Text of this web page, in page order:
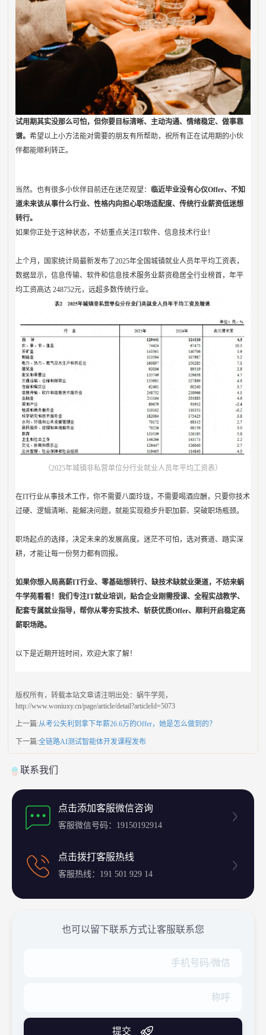
试用期其实没那么可怕，但你要目标清晰、主动沟通、情绪稳定、做事靠
谱。希望以上小方法能对需要的朋友有所帮助，祝所有正在试用期的小伙
伴都能顺利转正。
当然。也有很多小伙伴目前还在迷茫观望： 临近毕业没有心仪Offer、不知
道未来该从事什么行业、性格内向担心职场适配度、传统行业薪资低迷想
转行。
如果你正处于这种状态，不妨重点关注IT软件、信息技术行业！
上个月，国家统计局最新发布了2025年全国城镇就业人员年平均工资表，
数据显示，信息传输、软件和信息技术服务业薪资稳居全行业榜首，年平
均工资高达 248752元，远超多数传统行业。
（2025年城镇非私营单位分行业就业人员年平均工资表）
在IT行业从事技术工作，你不需要八面玲珑，不需要喝酒应酬，只要你技术
过硬、逻辑清晰、能解决问题，就能实现稳步升职加薪、突破职场瓶颈。
职场起点的选择，决定未来的发展高度。迷茫不可怕，选对赛道、踏实深
耕，才能让每一份努力都有回报。
如果你想入局高薪IT行业、零基础想转行、缺技术缺就业渠道，不妨来蜗
牛学苑看看！我们专注IT就业培训，贴合企业刚需授课、全程实战教学、
配套专属就业指导，帮你从零夯实技术、斩获优质Offer、顺利开启稳定高
薪职场路。
以下是近期开班时间，欢迎大家了解！
版权所有，转载本站文章请注明出处：蜗牛学苑，
http://www.woniuxy.cn/page/article/detail?articleId=5073
上一篇:从考公失利到拿下年薪26.6万的Offer，她是怎么做到的？
下一篇:全链路AI测试智能体开发课程发布
联系我们
点击添加客服微信咨询
客服微信号码：19150192914
点击拨打客服热线
客服热线：191 501 929 14
也可以留下联系方式让客服联系您
提交